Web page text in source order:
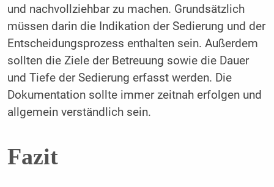
und nachvollziehbar zu machen. Grundsätzlich
müssen darin die Indikation der Sedierung und der
Entscheidungsprozess enthalten sein. Außerdem
sollten die Ziele der Betreuung sowie die Dauer
und Tiefe der Sedierung erfasst werden. Die
Dokumentation sollte immer zeitnah erfolgen und
allgemein verständlich sein.
Fazit